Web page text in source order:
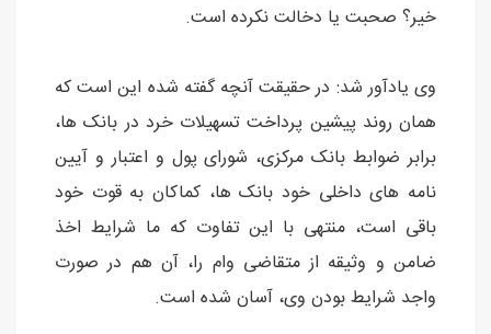
خیر؟ صحبت یا دخالت نکرده است.
وی یادآور شد: در حقیقت آنچه گفته شده این است که
همان روند پیشین پرداخت تسهیلات خرد در بانک ها،
برابر ضوابط بانک مرکزی، شورای پول و اعتبار و آیین
نامه های داخلی خود بانک ها، کماکان به قوت خود
باقی است، منتهی با این تفاوت که ما شرایط اخذ
ضامن و وثیقه از متقاضی وام را، آن هم در صورت
واجد شرایط بودن وی، آسان شده است.